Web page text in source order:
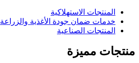
المنتجات الاستهلاكية
خدمات ضمان جودة الأغذية والزراعة
المنتجات الصناعية
منتجات مميزة